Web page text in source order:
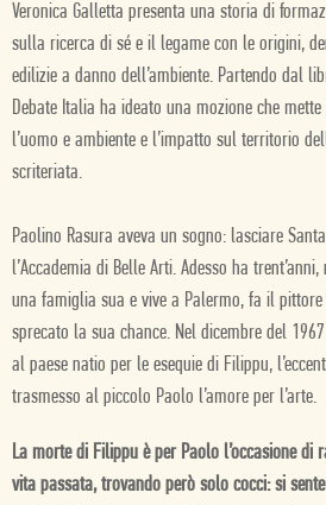
Veronica Galletta presenta una storia di
sulla ricerca di sé e il legame con le origini,
edilizie a danno dell’ambiente. Partendo dal
Debate Italia ha ideato una mozione che
l’uomo e ambiente e l’impatto sul territorio
scriteriata.
Paolino Rasura aveva un sogno: lasciare
l’Accademia di Belle Arti. Adesso ha
una famiglia sua e vive a Palermo, fa il
sprecato la sua chance. Nel dicembre del
al paese natio per le esequie di Filippu,
trasmesso al piccolo Paolo l’amore per l’arte.
La morte di Filippu è per Paolo l’occasione di
vita passata, trovando però solo cocci: si